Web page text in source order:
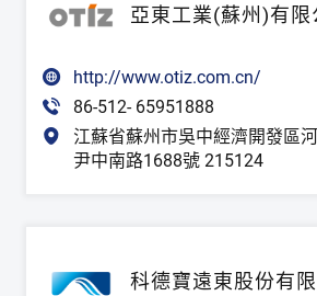
亞東工業(蘇州)有限
http://www.otiz.com.cn/
86-512- 65951888
江蘇省蘇州市吳中經濟開發區
尹中南路1688號 215124
科德寶遠東股份有